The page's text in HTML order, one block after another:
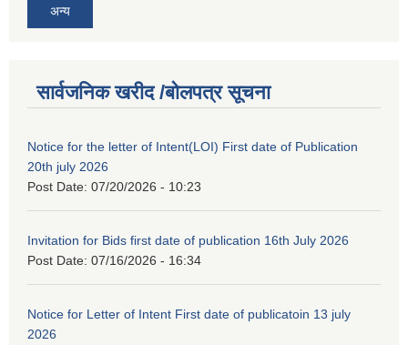
अन्य
सार्वजनिक खरीद /बोलपत्र सूचना
Notice for the letter of Intent(LOI) First date of Publication
20th july 2026
Post Date: 07/20/2026 - 10:23
Invitation for Bids first date of publication 16th July 2026
Post Date: 07/16/2026 - 16:34
Notice for Letter of Intent First date of publicatoin 13 july
2026